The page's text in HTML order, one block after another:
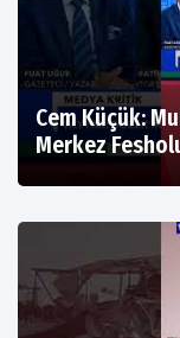
Cem Küçük:
Merkez